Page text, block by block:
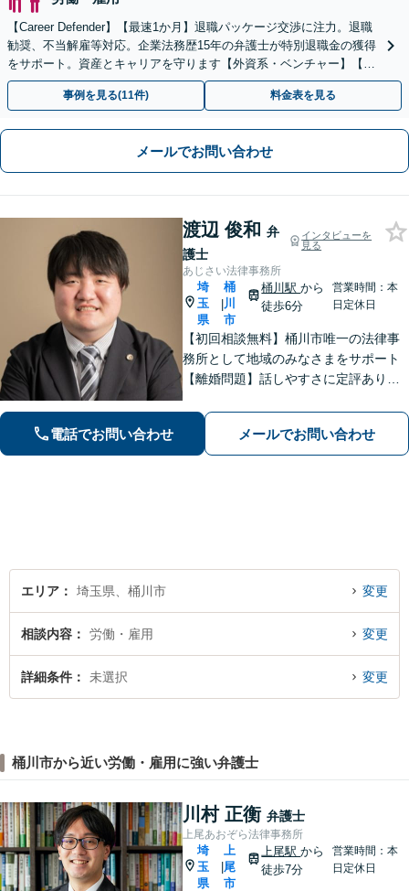
【Career Defender】【最速1か月】退職パッケージ交渉に注力。退職
勧奨、不当解雇等対応。企業法務歴15年の弁護士が特別退職金の獲得
をサポート。資産とキャリアを守ります【外資系・ベンチャー】【初
回面談無料】【オンライン完結】
事例を見る(11件) 料金表を見る
メールでお問い合わせ
渡辺 俊和 弁
護士
インタビューを
見る
あじさい法律事務所
埼
玉
県
|
桶
川
市
桶川駅から
徒歩6分
営業時間：本
日定休日
【初回相談無料】桶川市唯一の法律事
務所として地域のみなさまをサポート
【離婚問題】話しやすさに定評あり！1
イス【インターネット】スピーディー
な対応で円滑な解決を目指します【桶
川駅6分】【オンライン相談OK】
電話でお問い合わせ メールでお問い合わせ
エリア 埼玉県、桶川市 変更
相談内容 労働・雇用 変更
詳細条件 未選択 変更
桶川市から近い労働・雇用に強い弁護士
川村 正衡 弁護士
上尾あおぞら法律事務所
埼
玉
県
上
尾
市
上尾駅から
徒歩7分
営業時間：本
日定休日